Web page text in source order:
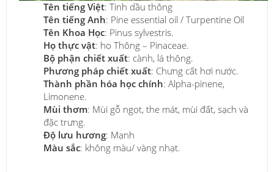
Tên tiếng Việt: Tinh dầu thông
Tên tiếng Anh: Pine essential oil / Turpentine Oil
Tên Khoa Học: Pinus sylvestris.
Họ thực vật: họ Thông – Pinaceae.
Bộ phận chiết xuất: cành, lá thông.
Phương pháp chiết xuất: Chưng cất hơi nước.
Thành phần hóa học chính: Alpha-pinene,
Limonene.
Mùi thơm: Mùi gỗ ngọt, the mát, mùi đất, sạch và
đặc trưng.
Độ lưu hương: Mạnh
Màu sắc: không màu/ vàng nhạt.